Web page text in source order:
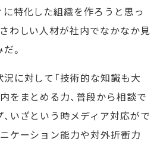
特化した組織を作ろうと思っ
わしい人材が社内でなかなか見
。
に対して「技術的な知識も大
をまとめる力、普段から相談で
いざという時メディア対応がで
ケーション能力や対外折衝力